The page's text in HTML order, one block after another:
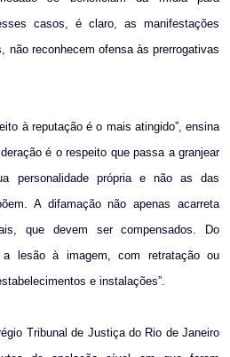
casos, é claro, as manifestações
não reconhecem ofensa às prerrogativas
à reputação é o mais atingido”, ensina
é o respeito que passa a granjear
personalidade própria e não as das
A difamação não apenas acarreta
que devem ser compensados. Do
lesão à imagem, com retratação ou
e instalações”.
Tribunal de Justiça do Rio de Janeiro